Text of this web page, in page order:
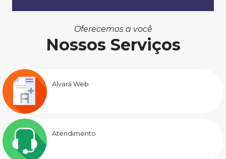
Oferecemos a você
Nossos Serviços
Alvará Web
Atendimento